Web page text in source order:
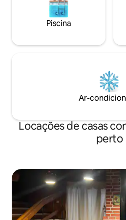
Piscina
Ar-
Locações de casas
perto